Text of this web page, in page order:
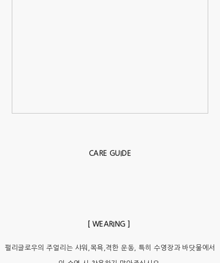
CARE GUIDE
[ WEARING ]
펄리글로우의 주얼리는 샤워,목욕,격한 운동, 특히 수영장과 바닷물에서